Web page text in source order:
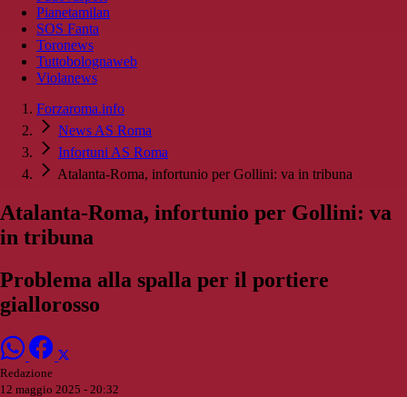
Pianetamilan
SOS Fanta
Toronews
Tuttobolognaweb
Violanews
Forzaroma.info
News AS Roma
Infortuni AS Roma
Atalanta-Roma, infortunio per Gollini: va in tribuna
Atalanta-Roma, infortunio per Gollini: va
in tribuna
Problema alla spalla per il portiere
giallorosso
Redazione
12 maggio 2025 - 20:32